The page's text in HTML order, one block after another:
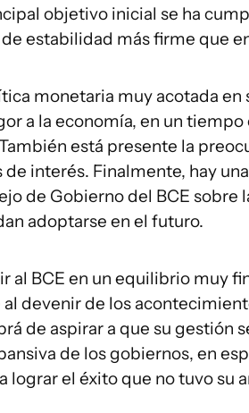
objetivo inicial se ha
estabilidad más firme que
monetaria muy acotada en
a la economía, en un tiempo
está presente la
interés. Finalmente, hay
de Gobierno del BCE sobre
adoptarse en el futuro.
al BCE en un equilibrio muy
devenir de los
de aspirar a que su gestión
de los gobiernos, en
el éxito que no tuvo su